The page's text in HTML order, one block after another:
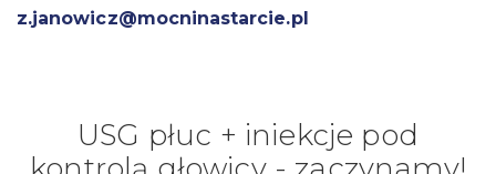
z.janowicz@mocninastarcie.pl
USG płuc + iniekcje pod